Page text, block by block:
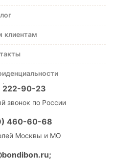
клиентам
222-90-23
звонок по России
460-60-68
Москвы и МО